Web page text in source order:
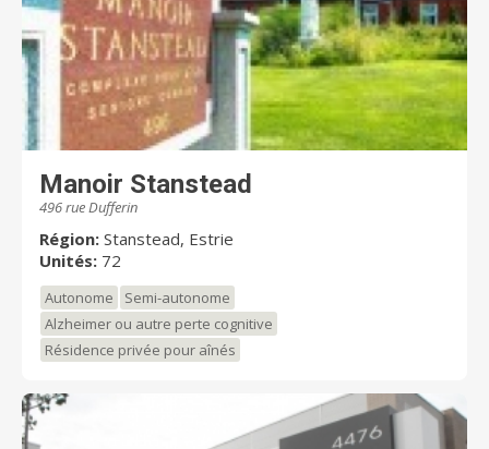
Manoir Stanstead
496 rue Dufferin
Région: Stanstead, Estrie
Unités: 72
Autonome
Semi-autonome
Alzheimer ou autre perte cognitive
Résidence privée pour aînés